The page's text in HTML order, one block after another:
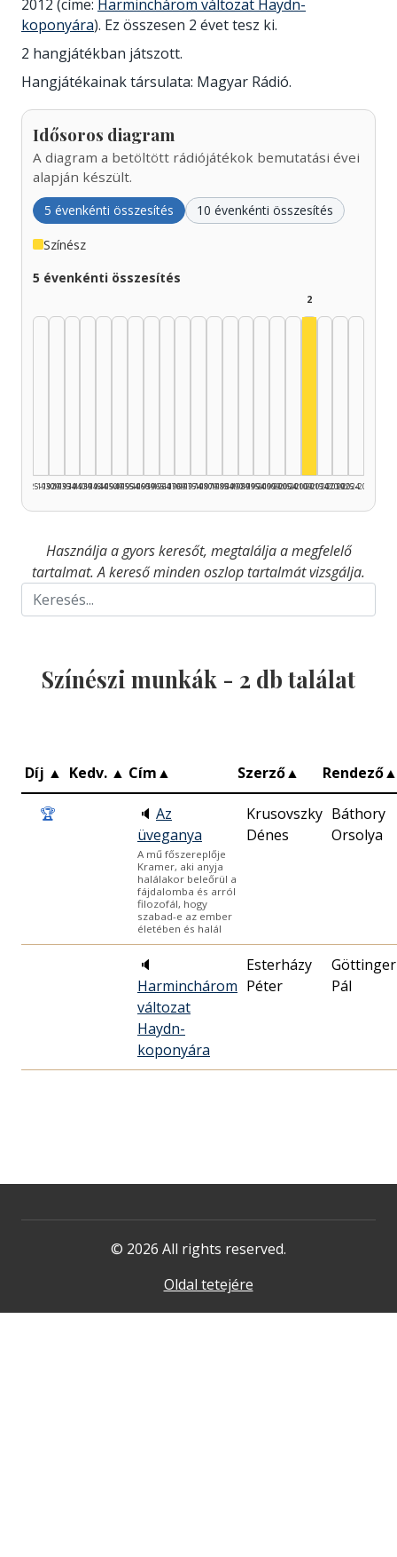
2012 (címe: Harminchárom változat Haydn-
koponyára). Ez összesen 2 évet tesz ki.
2 hangjátékban játszott.
Hangjátékainak társulata: Magyar Rádió.
Idősoros diagram
A diagram a betöltött rádiójátékok bemutatási évei
alapján készült.
5 évenkénti összesítés 10 évenkénti összesítés
Színész
5 évenkénti összesítés
1925–1929
1930–1934
1935–1939
1940–1944
1945–1949
1950–1954
1955–1959
1960–1964
1965–1969
1970–1974
1975–1979
1980–1984
1985–1989
1990–1994
1995–1999
2000–2004
2005–2009
2
2010–2014
2015–2019
2020–2024
2025–2026
Használja a gyors keresőt, megtalálja a megfelelő
tartalmat. A kereső minden oszlop tartalmát vizsgálja.
Színészi munkák - 2 db találat
Díj ▲ Kedv. ▲ Cím▲ Szerző▲ Rendező▲
🏆 🔈 Az
üveganya
A mű főszereplője
Kramer, aki anyja
halálakor beleőrül a
fájdalomba és arról
filozofál, hogy
szabad-e az ember
életében és halál
Krusovszky
Dénes
Báthory
Orsolya
🔈
Harminchárom
változat
Haydn-
koponyára
Esterházy
Péter
Göttinger
Pál
© 2026 All rights reserved.
Oldal tetejére